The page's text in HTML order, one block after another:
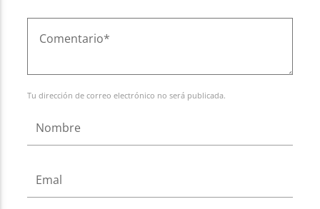
Tu dirección de correo electrónico no será publicada.